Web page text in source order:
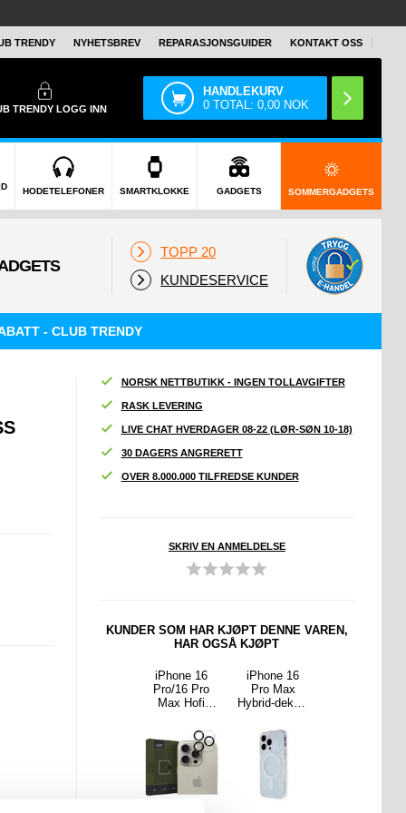
TRENDY NYHETSBREV REPARASJONSGUIDER KONTAKT OSS
TRENDYLOGG INN
HANDLEKURV
0 TOTAL:0,00 NOK
HODETELEFONER SMARTKLOKKE GADGETS SOMMERGADGETS
TOPP 20
KUNDESERVICE
- CLUB TRENDY
NORSK NETTBUTIKK - INGEN TOLLAVGIFTER
RASK LEVERING
LIVE CHAT HVERDAGER 08-22 (LØR-SØN 10-18)
30 DAGERS ANGRERETT
OVER 8.000.000 TILFREDSE KUNDER
SKRIV EN ANMELDELSE
KUNDER SOM HAR KJØPT DENNE VAREN,
HAR OGSÅ KJØPT
iPhone 16
Pro/16 Pro
Max Hofi
Kameralinseb
eskytter i
Herdet Glass
-
Gjennomsikti
g / Svart
iPhone 16
Pro Max
Hybrid-deksel
kompatibel -
Gjennomsikti
g